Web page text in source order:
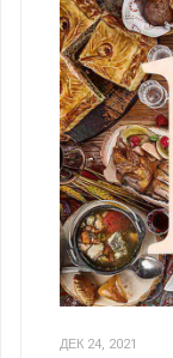
ДЕК 24, 2021